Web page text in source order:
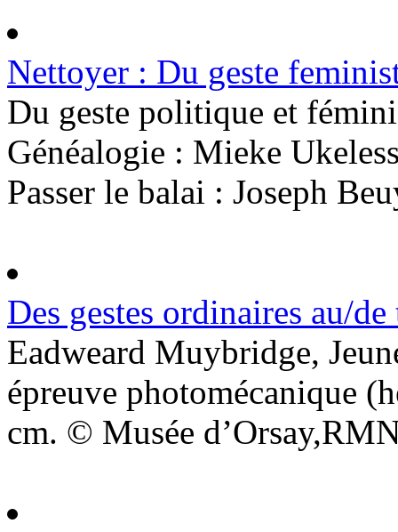
Nettoyer : Du geste
Du geste politique et
Généalogie : Mieke
Passer le balai : Joseph
Des gestes ordinaires au/
Eadweard Muybridge,
épreuve photomécanique
cm. © Musée